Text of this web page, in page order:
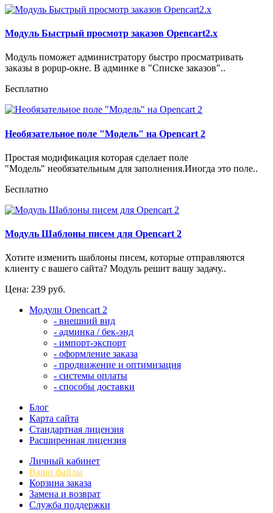
Модуль Быстрый просмотр заказов Opencart2.x
Модуль поможет администратору быстро просматривать
заказы в popup-окне. В админке в "Списке заказов"..
Бесплатно
Необязательное поле "Модель" на Opencart 2
Простая модификация которая сделает поле
"Модель" необязательным для заполнения.Иногда это поле..
Бесплатно
Модуль Шаблоны писем для Opencart 2
Хотите изменить шаблоны писем, которые отправляются
клиенту с вашего сайта? Модуль решит вашу задачу..
Цена: 239 руб.
Модули Opencart 2
- внешний вид
- админка / бек-энд
- импорт-экспорт
- оформление заказа
- продвижение и оптимизация
- системы оплаты
- способы доставки
Блог
Карта сайта
Стандартная лицензия
Расширенная лицензия
Личный кабинет
Ваши файлы
Корзина заказа
Замена и возврат
Служба поддержки